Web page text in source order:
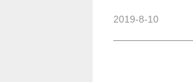
2019-8-10